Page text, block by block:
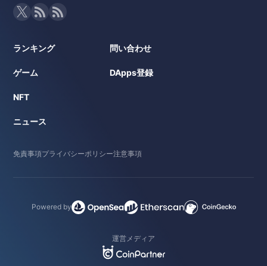
ランキング
ゲーム
NFT
ニュース
問い合わせ
DApps登録
免責事項プライバシーポリシー注意事項
Powered by
運営メディア